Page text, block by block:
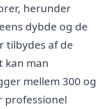
herunder
dybde og de
tilbydes af de
kan man
mellem 300 og
professionel